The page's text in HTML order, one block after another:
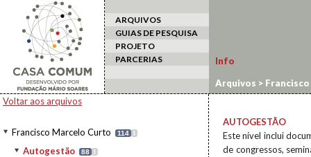
ARQUIVOS
GUIAS DE PESQUISA
PROJETO
PARCERIAS
Voltar aos arquivos
Francisco Marcelo Curto 114 I
Autogestão 88 I
Info
Arquivos >
AUTOGESTÃO
Este nível inclui
de congressos,